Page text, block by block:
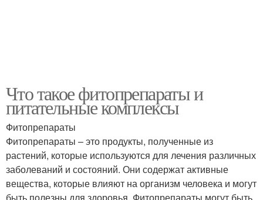
Что такое фитопрепараты и
питательные комплексы
Фитопрепараты
Фитопрепараты – это продукты, полученные из
растений, которые используются для лечения различных
заболеваний и состояний. Они содержат активные
вещества, которые влияют на организм человека и могут